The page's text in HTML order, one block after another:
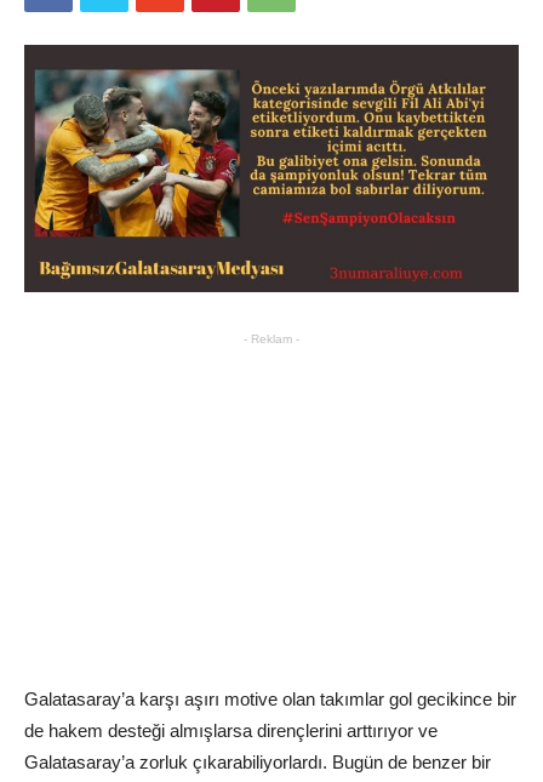
- Reklam -
Galatasaray’a karşı aşırı motive olan takımlar gol gecikince bir
de hakem desteği almışlarsa dirençlerini arttırıyor ve
Galatasaray’a zorluk çıkarabiliyorlardı. Bugün de benzer bir